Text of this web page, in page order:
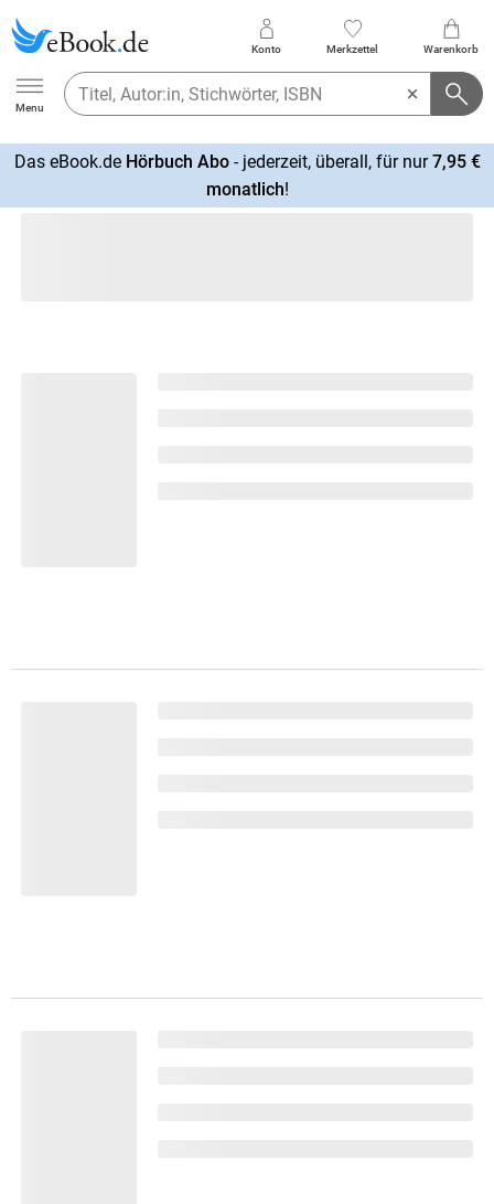
Ebook.de
Menu
Konto Merkzettel Warenkorb
Das eBook.de Hörbuch Abo- jederzeit, überall, für nur7,95 €
monatlich!